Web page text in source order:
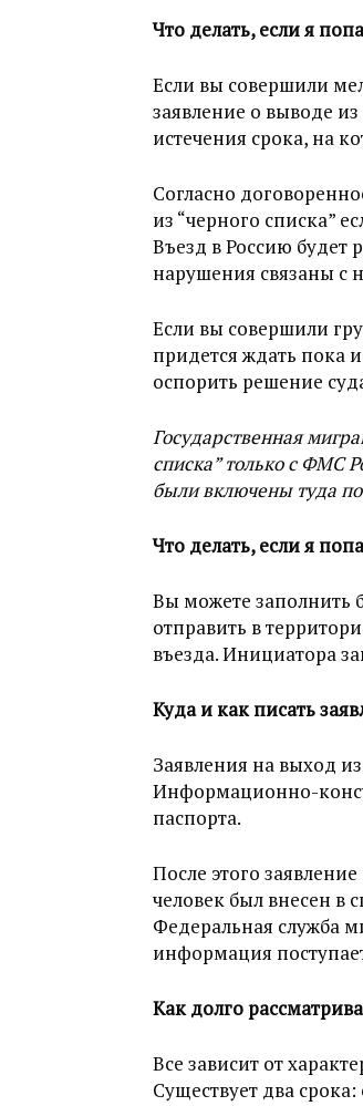
Что делать, если я
Если вы совершили
заявление о выводе
истечения срока, на
Согласно
из “черного списка”
Въезд в Россию будет
нарушения связаны с
Если вы совершили
придется ждать пока
оспорить решение
Государственная
списка” только с ФМС
были включены туда
Что делать, если я
Вы можете заполнить
отправить в
въезда. Инициатора
Куда и как писать
Заявления на выход
Информационно-
паспорта.
После этого
человек был внесен в
Федеральная служба
информация
Как долго
Все зависит от
Существует два